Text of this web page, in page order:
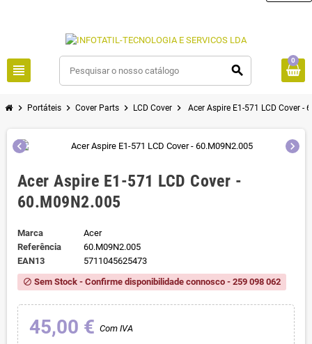
view_headline search
0
chevron_right Portáteis chevron_right Cover Parts chevron_right LCD Cover chevron_right Acer Aspire E1-571 LCD Cover -
chevron_left chevron_right
Acer Aspire E1-571 LCD Cover -
60.M09N2.005
Marca
Acer
Referência
60.M09N2.005
EAN13
5711045625473
block Sem Stock - Confirme disponibilidade connosco - 259 098 062
45,00 € Com IVA